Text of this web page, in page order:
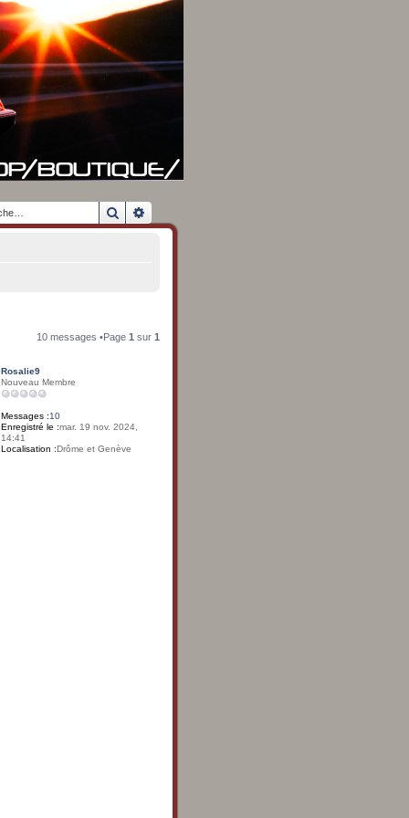
Rechercher
10 messages •Page 1 sur 1
Rosalie9
Nouveau Membre
Messages :10
Enregistré le :mar. 19 nov. 2024,
14:41
Localisation :Drôme et Genève